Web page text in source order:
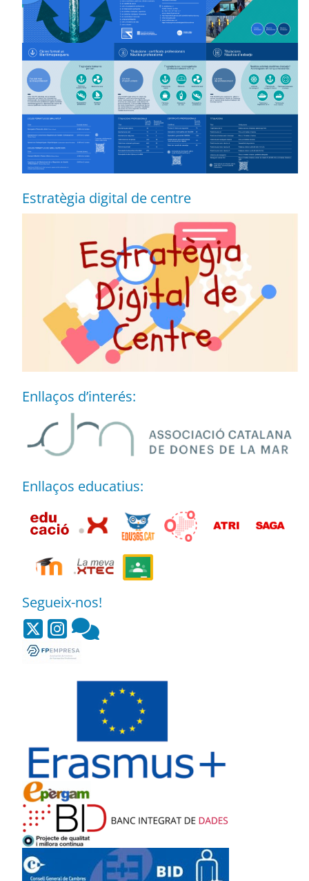
Estratègia digital de centre
Enllaços d’interés:
Enllaços educatius:
Segueix-nos!